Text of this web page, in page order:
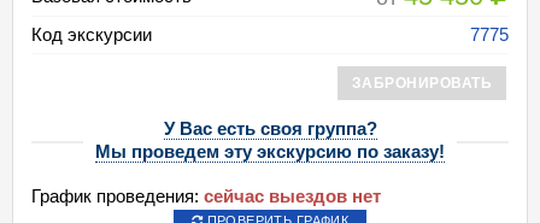
Код экскурсии 7775
ЗАБРОНИРОВАТЬ
У Вас есть своя группа?
Мы проведем эту экскурсию по заказу!
График проведения: сейчас выездов нет